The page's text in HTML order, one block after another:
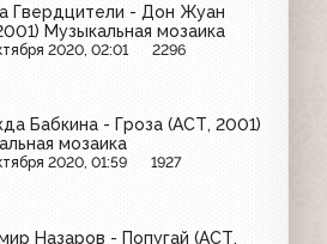
Гвердцители - Дон Жуан
Музыкальная мозаика
2020, 02:01 2296
Бабкина - Гроза (АСТ, 2001)
мозаика
2020, 01:59 1927
Назаров - Попугай (АСТ,